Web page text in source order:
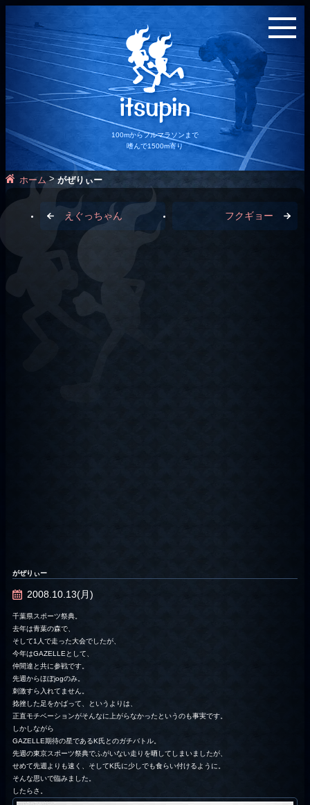
100mからフルマラソンまで
嗜んで1500m寄り
ホーム>がぜりぃー
えぐっちゃん フクギョー
がぜりぃー
2008.10.13(月)
千葉県スポーツ祭典。
去年は青葉の森で、
そして1人で走った大会でしたが、
今年はGAZELLEとして、
仲間達と共に参戦です。
先週からほぼjogのみ。
刺激すら入れてません。
捻挫した足をかばって、というよりは、
正直モチベーションがそんなに上がらなかったというのも事実です。
しかしながら
GAZELLE期待の星であるK氏とのガチバトル。
先週の東京スポーツ祭典でふがいない走りを晒してしまいましたが、
せめて先週よりも速く、そしてK氏に少しでも食らい付けるように。
そんな思いで臨みました。
したらさ。